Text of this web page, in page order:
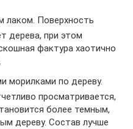
лаком. Поверхность
дерева, при этом
фактура хаотично
морилками по дереву.
просматривается,
более темным,
дереву. Состав лучше